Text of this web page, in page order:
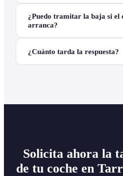
¿Puedo tramitar la baja si el
arranca?
¿Cuánto tarda la respuesta?
Solicita ahora la
de tu coche en